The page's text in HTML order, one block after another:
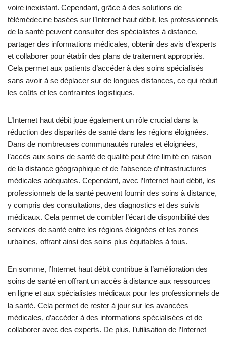
voire inexistant. Cependant, grâce à des solutions de
télémédecine basées sur l’Internet haut débit, les professionnels
de la santé peuvent consulter des spécialistes à distance,
partager des informations médicales, obtenir des avis d’experts
et collaborer pour établir des plans de traitement appropriés.
Cela permet aux patients d’accéder à des soins spécialisés
sans avoir à se déplacer sur de longues distances, ce qui réduit
les coûts et les contraintes logistiques.
L’Internet haut débit joue également un rôle crucial dans la
réduction des disparités de santé dans les régions éloignées.
Dans de nombreuses communautés rurales et éloignées,
l’accès aux soins de santé de qualité peut être limité en raison
de la distance géographique et de l’absence d’infrastructures
médicales adéquates. Cependant, avec l’Internet haut débit, les
professionnels de la santé peuvent fournir des soins à distance,
y compris des consultations, des diagnostics et des suivis
médicaux. Cela permet de combler l’écart de disponibilité des
services de santé entre les régions éloignées et les zones
urbaines, offrant ainsi des soins plus équitables à tous.
En somme, l’Internet haut débit contribue à l’amélioration des
soins de santé en offrant un accès à distance aux ressources
en ligne et aux spécialistes médicaux pour les professionnels de
la santé. Cela permet de rester à jour sur les avancées
médicales, d’accéder à des informations spécialisées et de
collaborer avec des experts. De plus, l’utilisation de l’Internet